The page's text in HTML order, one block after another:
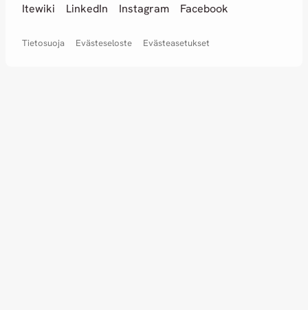
Tietosuoja Evästeseloste Evästeasetukset
Itewiki LinkedIn Instagram Facebook